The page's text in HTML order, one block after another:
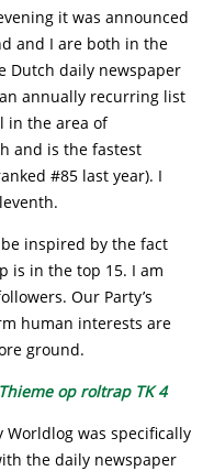
it was announced
and I are both in the
Dutch daily newspaper
annually recurring list
in the area of
and is the fastest
#85 last year). I
inspired by the fact
is in the top 15. I am
Our Party’s
human interests are
ground.
Worldlog was specifically
the daily newspaper